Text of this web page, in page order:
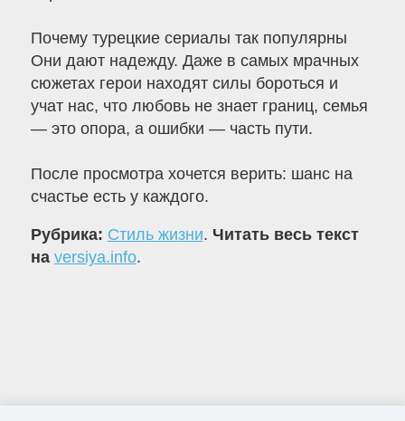
Почему турецкие сериалы так популярны
Они дают надежду. Даже в самых мрачных
сюжетах герои находят силы бороться и
учат нас, что любовь не знает границ, семья
— это опора, а ошибки — часть пути.
После просмотра хочется верить: шанс на
счастье есть у каждого.
Рубрика: Стиль жизни. Читать весь текст
на versiya.info.